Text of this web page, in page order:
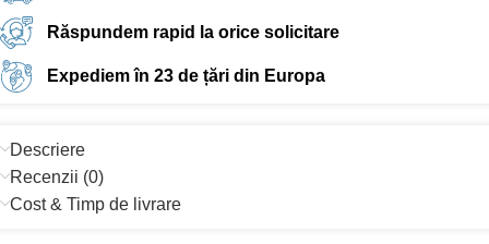
Răspundem rapid la orice solicitare
Expediem în 23 de țări din Europa
Descriere
Recenzii (0)
Cost & Timp de livrare